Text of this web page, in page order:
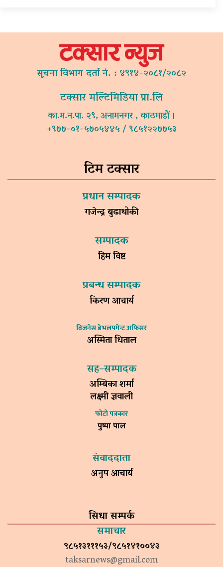
सूचना विभाग दर्ता नं. : ४९१४-२०८१/२०८२
टक्सार मल्टिमिडिया प्रा.लि
का.म.न.पा. २९, अनामनगर , काठमाडौं ।
+९७७-०१-५७०५४४५ / ९८५१२२७७५३
टिम टक्सार
प्रधान सम्पादक
गजेन्द्र बुढाथोकी
सम्पादक
हिम विष्ट
प्रबन्ध सम्पादक
किरण आचार्य
विजनेस डेभलपमेन्ट अफिसर
अस्मिता धिताल
सह–सम्पादक
अम्बिका शर्मा
लक्ष्मी ज्ञवाली
फोटो पत्रकार
पुष्पा पाल
संवाददाता
अनुप आचार्य
सिधा सम्पर्क
समाचार
९८५१३१११५३/९८५१४१००४३
taksarnews@gmail.com